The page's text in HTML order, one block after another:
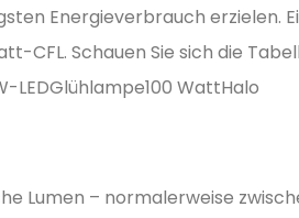
Energieverbrauch erzielen.
Schauen Sie sich die
WattHalo
– normalerweise